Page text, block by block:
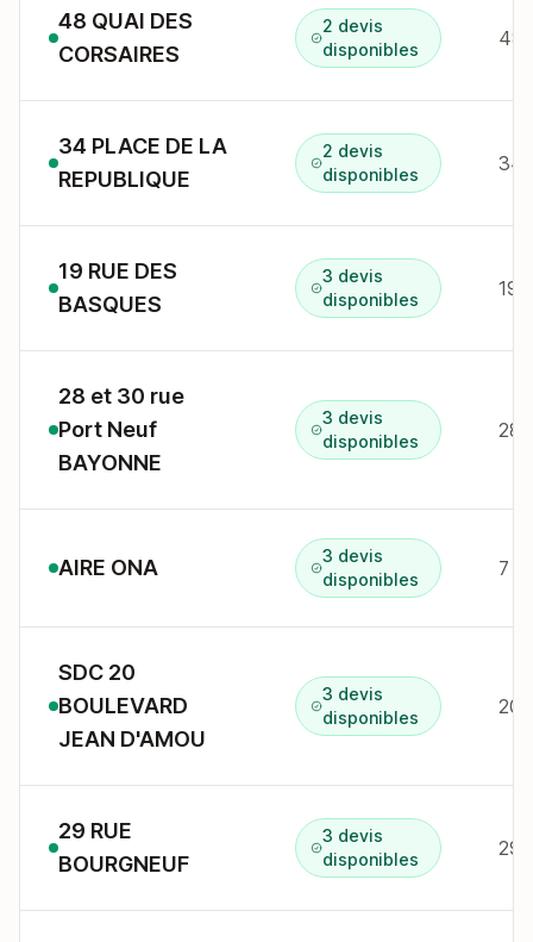
48 QUAI DES
CORSAIRES
2 devis
disponibles
48
34 PLACE DE LA
REPUBLIQUE
2 devis
disponibles
34
19 RUE DES
BASQUES
3 devis
disponibles
19
28 et 30 rue
Port Neuf
BAYONNE
3 devis
disponibles
28/
AIRE ONA
3 devis
disponibles
7
SDC 20
BOULEVARD
JEAN D'AMOU
3 devis
disponibles
20
29 RUE
BOURGNEUF
3 devis
disponibles
29